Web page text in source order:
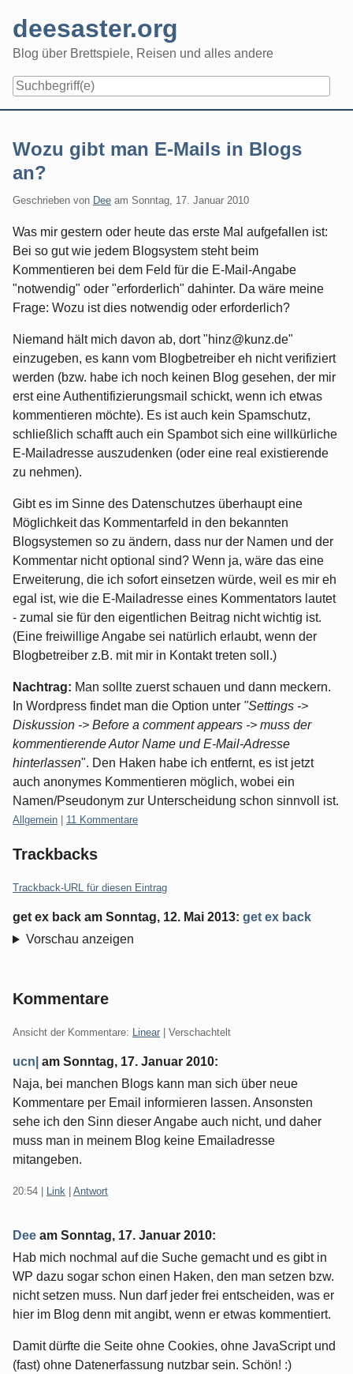
content
deesaster.org
Blog über Brettspiele, Reisen und alles andere
Wozu gibt man E-Mails in Blogs
an?
Geschrieben von Dee am Sonntag, 17. Januar 2010
Was mir gestern oder heute das erste Mal aufgefallen ist:
Bei so gut wie jedem Blogsystem steht beim
Kommentieren bei dem Feld für die E-Mail-Angabe
"notwendig" oder "erforderlich" dahinter. Da wäre meine
Frage: Wozu ist dies notwendig oder erforderlich?
Niemand hält mich davon ab, dort "hinz@kunz.de"
einzugeben, es kann vom Blogbetreiber eh nicht verifiziert
werden (bzw. habe ich noch keinen Blog gesehen, der mir
erst eine Authentifizierungsmail schickt, wenn ich etwas
kommentieren möchte). Es ist auch kein Spamschutz,
schließlich schafft auch ein Spambot sich eine willkürliche
E-Mailadresse auszudenken (oder eine real existierende
zu nehmen).
Gibt es im Sinne des Datenschutzes überhaupt eine
Möglichkeit das Kommentarfeld in den bekannten
Blogsystemen so zu ändern, dass nur der Namen und der
Kommentar nicht optional sind? Wenn ja, wäre das eine
Erweiterung, die ich sofort einsetzen würde, weil es mir eh
egal ist, wie die E-Mailadresse eines Kommentators lautet
- zumal sie für den eigentlichen Beitrag nicht wichtig ist.
(Eine freiwillige Angabe sei natürlich erlaubt, wenn der
Blogbetreiber z.B. mit mir in Kontakt treten soll.)
Nachtrag: Man sollte zuerst schauen und dann meckern.
In Wordpress findet man die Option unter "Settings ->
Diskussion -> Before a comment appears -> muss der
kommentierende Autor Name und E-Mail-Adresse
hinterlassen". Den Haken habe ich entfernt, es ist jetzt
auch anonymes Kommentieren möglich, wobei ein
Namen/Pseudonym zur Unterscheidung schon sinnvoll ist.
Kategorien:
Allgemein 11 Kommentare
Trackbacks
Trackback-URL für diesen Eintrag
get ex back am Sonntag, 12. Mai 2013: get ex back
Vorschau anzeigen
Kommentare
Ansicht der Kommentare: Linear | Verschachtelt
ucn| am Sonntag, 17. Januar 2010:
Naja, bei manchen Blogs kann man sich über neue
Kommentare per Email informieren lassen. Ansonsten
sehe ich den Sinn dieser Angabe auch nicht, und daher
muss man in meinem Blog keine Emailadresse
mitangeben.
20:54 Link Antwort
Dee am Sonntag, 17. Januar 2010:
Hab mich nochmal auf die Suche gemacht und es gibt in
WP dazu sogar schon einen Haken, den man setzen bzw.
nicht setzen muss. Nun darf jeder frei entscheiden, was er
hier im Blog denn mit angibt, wenn er etwas kommentiert.
Damit dürfte die Seite ohne Cookies, ohne JavaScript und
(fast) ohne Datenerfassung nutzbar sein. Schön! :)